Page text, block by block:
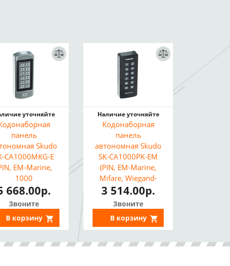
уточняйте
панель
Skudo
CA1000МKG-E
EM-Marine,
1000
Реле,
IP66, Металл)
668.00р.
Звоните
В корзину
Наличие уточняйте
Кодонаборная
панель
автономная Skudo
SK-CA1000PK-EM
(PIN, EM-Marine,
Mifare, Wiegand-
26/44, Подсветка,
Реле, IP66)
3 514.00р.
Звоните
В корзину